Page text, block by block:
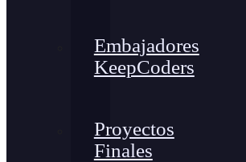
Embajadores
KeepCoders
Proyectos
Finales